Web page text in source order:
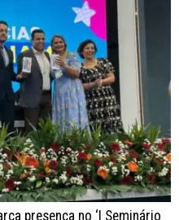
presença no ‘I Seminário